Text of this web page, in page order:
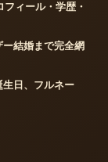
フィール・学歴・
結婚まで完全網
生日、フルネー